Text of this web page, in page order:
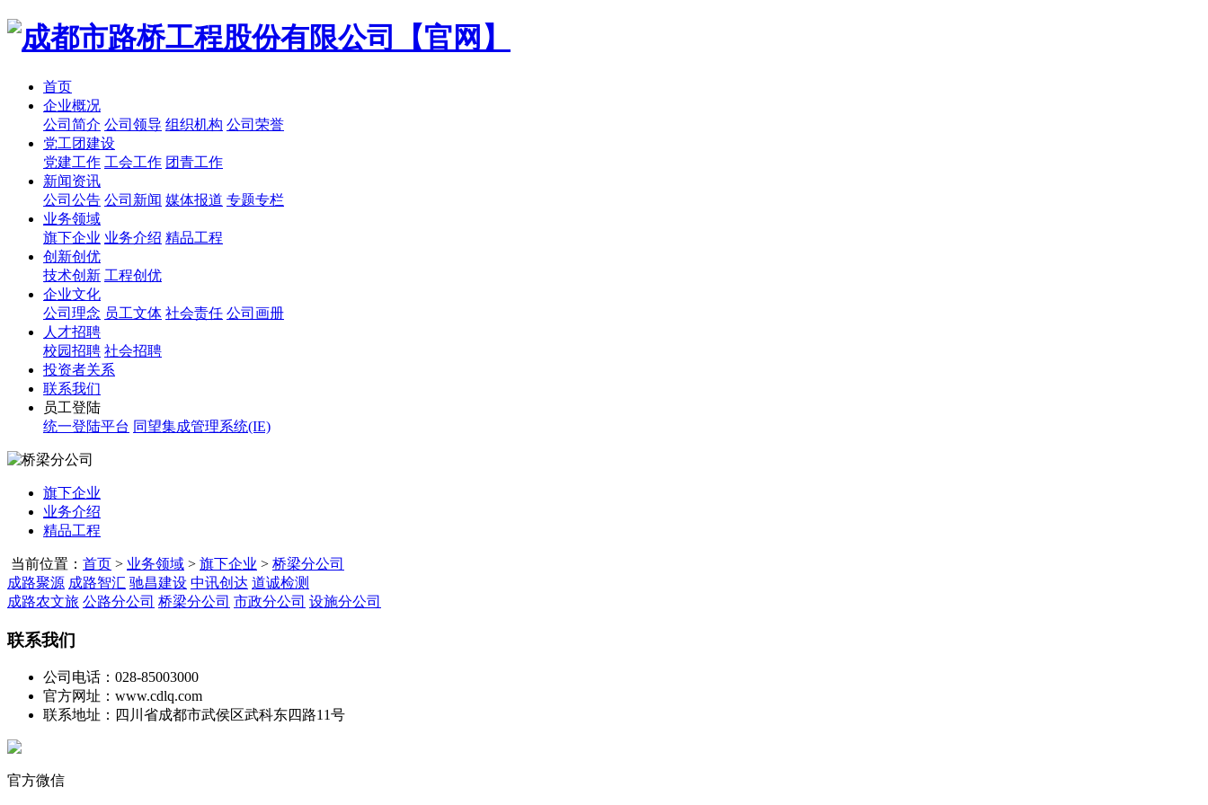
首页
企业概况
公司简介 公司领导 组织机构 公司荣誉
党工团建设
党建工作 工会工作 团青工作
新闻资讯
公司公告 公司新闻 媒体报道 专题专栏
业务领域
旗下企业 业务介绍 精品工程
创新创优
技术创新 工程创优
企业文化
公司理念 员工文体 社会责任 公司画册
人才招聘
校园招聘 社会招聘
投资者关系
联系我们
员工登陆
统一登陆平台 同望集成管理系统(IE)
旗下企业
业务介绍
精品工程
当前位置： 首页 > 业务领域 > 旗下企业 > 桥梁分公司
成路聚源 成路智汇 驰昌建设 中讯创达 道诚检测
成路农文旅 公路分公司 桥梁分公司 市政分公司 设施分公司
联系我们
公司电话：028-85003000
官方网址：www.cdlq.com
联系地址：四川省成都市武侯区武科东四路11号
官方微信